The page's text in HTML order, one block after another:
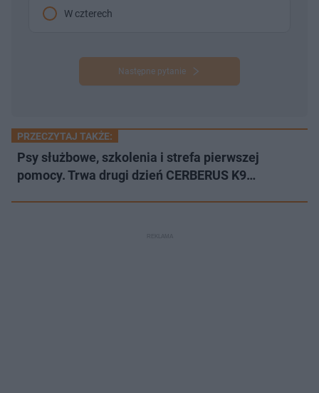
W czterech
Następne pytanie
PRZECZYTAJ TAKŻE:
Psy służbowe, szkolenia i strefa pierwszej
pomocy. Trwa drugi dzień CERBERUS K9…